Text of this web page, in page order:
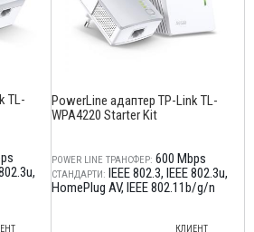
TL-
PowerLine адаптер TP-Link TL-
WPA4220 Starter Kit
POWER LINE ТРАНСФЕР: 600 Mbps
СТАНДАРТИ: IEEE 802.3 IEEE 802.3u
HomePlug AV IEEE 802.11b/g/n
КЛИЕНТ